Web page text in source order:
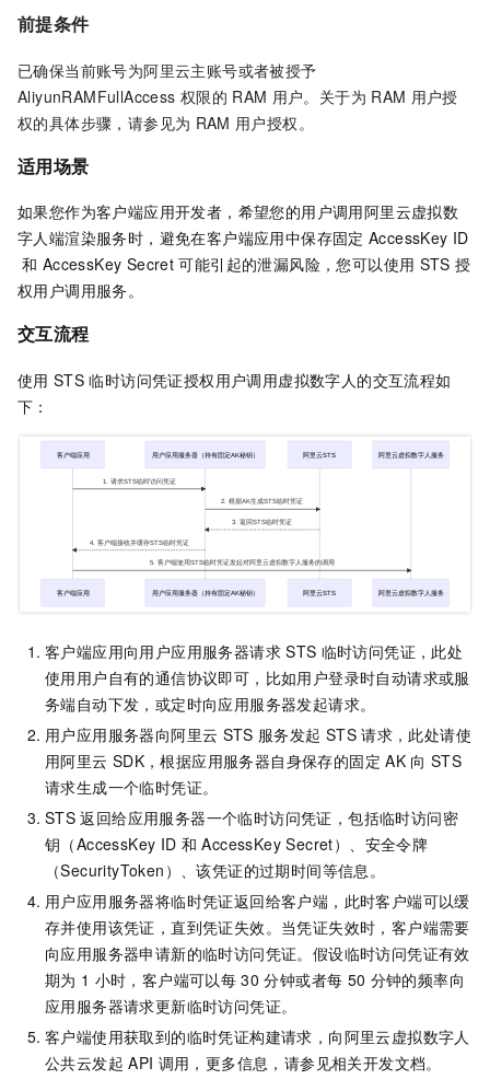
前提条件
已确保当前账号为阿里云主账号或者被授予
AliyunRAMFullAccess 权限的 RAM 用户。关于为 RAM 用户授
权的具体步骤，请参见为 RAM 用户授权。
适用场景
如果您作为客户端应用开发者，希望您的用户调用阿里云虚拟数
字人端渲染服务时，避免在客户端应用中保存固定 AccessKey ID
和 AccessKey Secret 可能引起的泄漏风险，您可以使用 STS 授
权用户调用服务。
交互流程
使用 STS 临时访问凭证授权用户调用虚拟数字人的交互流程如
下：
客户端应用向用户应用服务器请求 STS 临时访问凭证，此处
使用用户自有的通信协议即可，比如用户登录时自动请求或服
务端自动下发，或定时向应用服务器发起请求。
用户应用服务器向阿里云 STS 服务发起 STS 请求，此处请使
用阿里云 SDK，根据应用服务器自身保存的固定 AK 向 STS
请求生成一个临时凭证。
STS 返回给应用服务器一个临时访问凭证，包括临时访问密
钥（AccessKey ID 和 AccessKey Secret）、安全令牌
（SecurityToken）、该凭证的过期时间等信息。
用户应用服务器将临时凭证返回给客户端，此时客户端可以缓
存并使用该凭证，直到凭证失效。当凭证失效时，客户端需要
向应用服务器申请新的临时访问凭证。假设临时访问凭证有效
期为 1 小时，客户端可以每 30 分钟或者每 50 分钟的频率向
应用服务器请求更新临时访问凭证。
客户端使用获取到的临时凭证构建请求，向阿里云虚拟数字人
公共云发起 API 调用，更多信息，请参见相关开发文档。